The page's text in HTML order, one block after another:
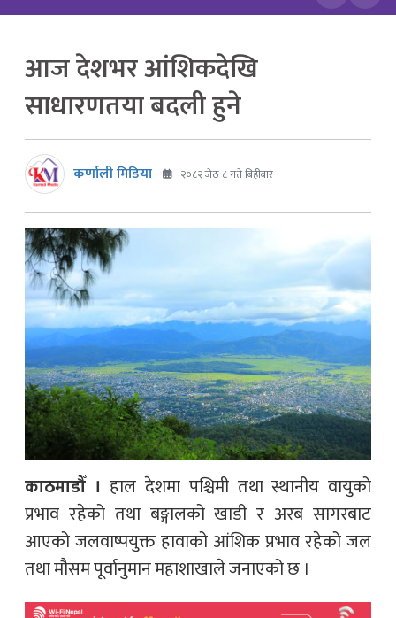
आज देशभर आंशिकदेखि
साधारणतया बदली हुने
कर्णाली मिडिया २०८२ जेठ ८ गते बिहीबार
काठमाडौँ । हाल देशमा पश्चिमी तथा स्थानीय वायुको
प्रभाव रहेको तथा बङ्गालको खाडी र अरब सागरबाट
आएको जलवाष्पयुक्त हावाको आंशिक प्रभाव रहेको जल
तथा मौसम पूर्वानुमान महाशाखाले जनाएको छ ।